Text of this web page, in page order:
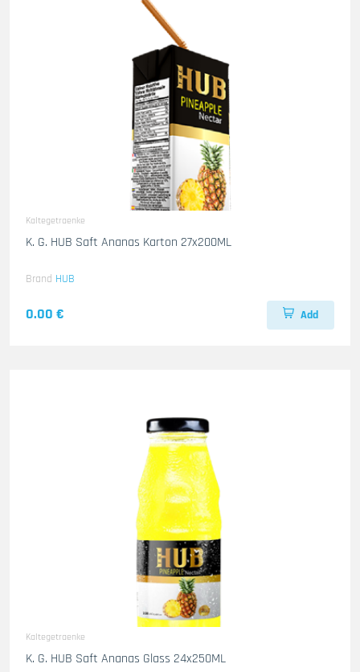
Kaltegetraenke
K. G. HUB Saft Ananas Karton 27x200ML
Brand HUB
0.00 € Add
Kaltegetraenke
K. G. HUB Saft Ananas Glass 24x250ML